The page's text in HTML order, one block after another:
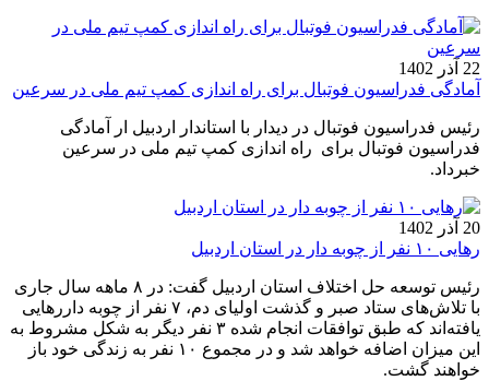
22 آذر 1402
آمادگی فدراسیون فوتبال برای راه اندازی کمپ تیم ملی در سرعین
رئیس فدراسیون فوتبال در دیدار با استاندار اردبیل ار آمادگی
فدراسیون فوتبال برای راه اندازی کمپ تیم ملی در سرعین
خبرداد.
20 آذر 1402
رهایی ۱۰ نفر از چوبه دار در استان اردبیل
رئیس توسعه حل اختلاف استان اردبیل گفت: در ۸ ماهه سال جاری
با تلاش‌های ستاد صبر و گذشت اولیای دم، ۷ نفر از چوبه داررهایی
یافته‌اند که طبق توافقات انجام شده ۳ نفر دیگر به شکل مشروط به
این میزان اضافه خواهد شد و در مجموع ۱۰ نفر به زندگی خود باز
خواهند گشت.